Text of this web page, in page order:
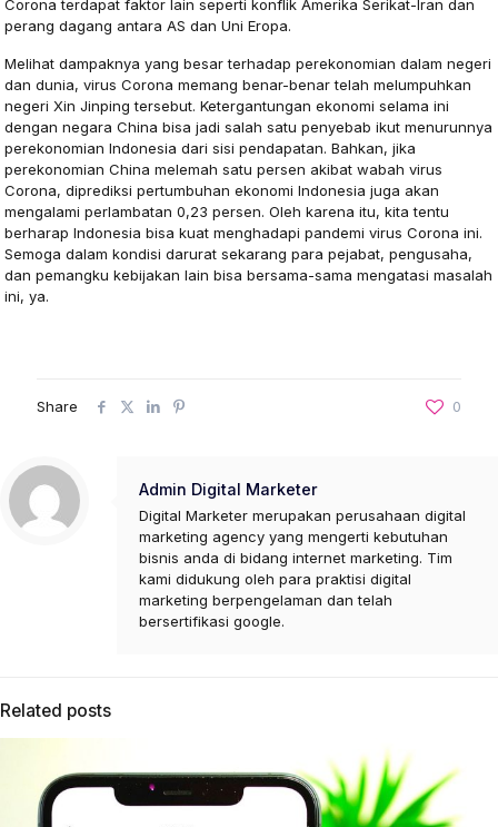
Corona terdapat faktor lain seperti konflik Amerika Serikat-Iran dan
perang dagang antara AS dan Uni Eropa.
Melihat dampaknya yang besar terhadap perekonomian dalam negeri
dan dunia, virus Corona memang benar-benar telah melumpuhkan
negeri Xin Jinping tersebut. Ketergantungan ekonomi selama ini
dengan negara China bisa jadi salah satu penyebab ikut menurunnya
perekonomian Indonesia dari sisi pendapatan. Bahkan, jika
perekonomian China melemah satu persen akibat wabah virus
Corona, diprediksi pertumbuhan ekonomi Indonesia juga akan
mengalami perlambatan 0,23 persen. Oleh karena itu, kita tentu
berharap Indonesia bisa kuat menghadapi pandemi virus Corona ini.
Semoga dalam kondisi darurat sekarang para pejabat, pengusaha,
dan pemangku kebijakan lain bisa bersama-sama mengatasi masalah
ini, ya.
Share 0
Admin Digital Marketer
Digital Marketer merupakan perusahaan digital
marketing agency yang mengerti kebutuhan
bisnis anda di bidang internet marketing. Tim
kami didukung oleh para praktisi digital
marketing berpengelaman dan telah
bersertifikasi google.
Related posts